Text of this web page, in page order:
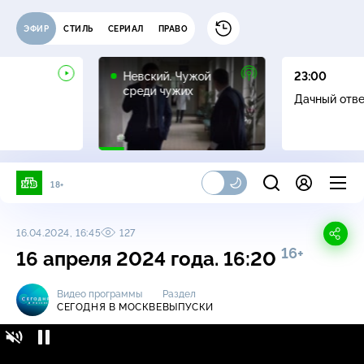
ЭФИР СТИЛЬ СЕРИАЛ ПРАВО
Невский. Чужой
среди чужих
16+
23:00
Дачный
18+
16.04.2024, 16:45 127
16 апреля 2024 года. 16:20 16+
Видео программы
СЕГОДНЯ В МОСКВЕ
Раздел
ВЫПУСКИ